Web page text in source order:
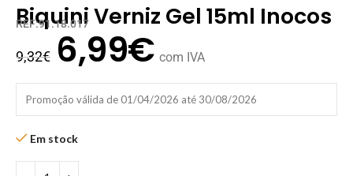
Biquini Verniz Gel 15ml Inocos
REF:91.18.017
9,32€ 6,99€ com IVA
Promoção válida de 01/04/2026 até 30/08/2026
Em stock